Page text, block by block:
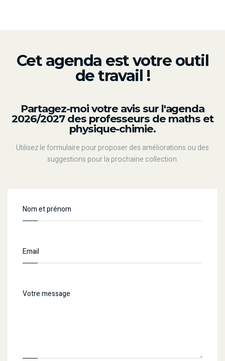
Cet agenda est votre outil
de travail !
Partagez-moi votre avis sur l'agenda
2026/2027 des professeurs de maths et
physique-chimie.
Utilisez le formulaire pour proposer des améliorations ou des
suggestions pour la prochaine collection.